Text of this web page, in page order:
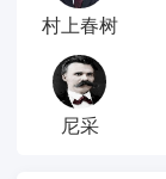
村上春树
尼采